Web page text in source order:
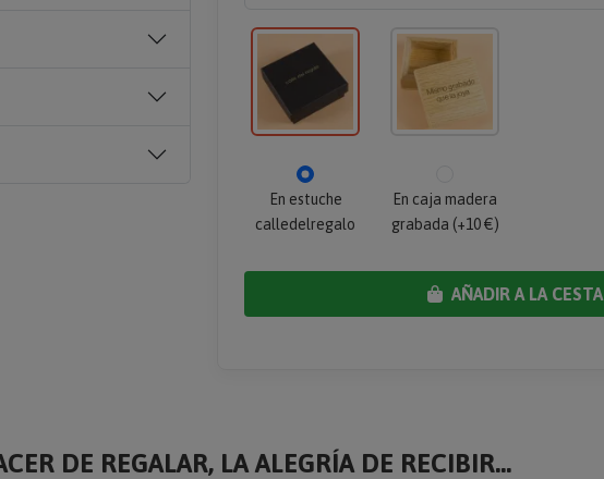
En estuche
calledelregalo
En caja madera
grabada (+10 €)
AÑADIR A LA CESTA
DE REGALAR, LA ALEGRÍA DE RECIBIR...